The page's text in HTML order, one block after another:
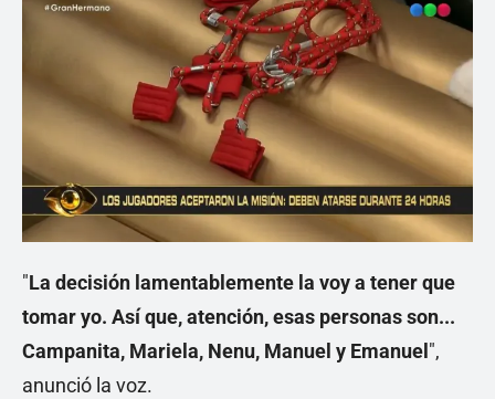
"La decisión lamentablemente la voy a tener que
tomar yo. Así que, atención, esas personas son...
Campanita, Mariela, Nenu, Manuel y Emanuel ",
anunció la voz.